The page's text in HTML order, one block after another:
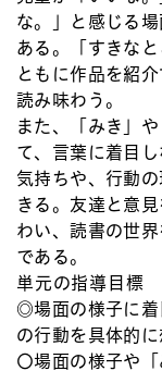
な。」と感じる
ある。「すきな
ともに作品を紹
読み味わう。
また、「みき」
て、言葉に着目
気持ちや、行動
きる。友達と意
わい、読書の世
である。
単元の指導目標
◎場面の様子に着
の行動を具体的
〇場面の様子や